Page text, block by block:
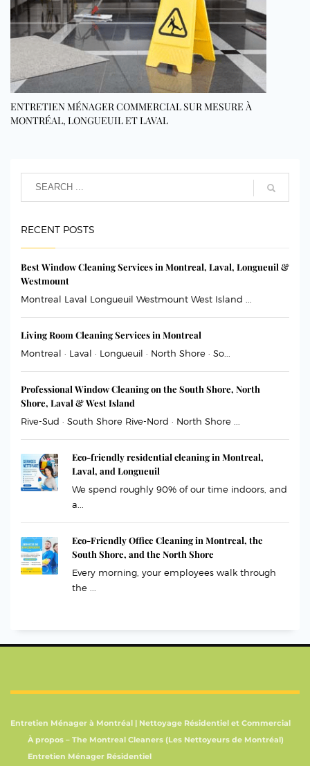
ENTRETIEN MÉNAGER COMMERCIAL SUR MESURE À
MONTRÉAL, LONGUEUIL ET LAVAL
RECENT POSTS
Best Window Cleaning Services in Montreal, Laval, Longueuil &
Westmount
Montreal Laval Longueuil Westmount West Island ...
Living Room Cleaning Services in Montreal
Montreal · Laval · Longueuil · North Shore · So...
Professional Window Cleaning on the South Shore, North
Shore, Laval & West Island
Rive-Sud · South Shore Rive-Nord · North Shore ...
Eco-friendly residential cleaning in Montreal,
Laval, and Longueuil
We spend roughly 90% of our time indoors, and
a...
Eco-Friendly Office Cleaning in Montreal, the
South Shore, and the North Shore
Every morning, your employees walk through
the ...
Entretien Ménager à Montréal | Nettoyage Résidentiel et Commercial
À propos – The Montreal Cleaners (Les Nettoyeurs de Montréal)
Entretien Ménager Résidentiel